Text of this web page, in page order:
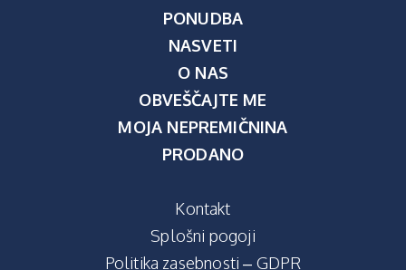
PONUDBA
NASVETI
O NAS
OBVEŠČAJTE ME
MOJA NEPREMIČNINA
PRODANO
Kontakt
Splošni pogoji
Politika zasebnosti – GDPR